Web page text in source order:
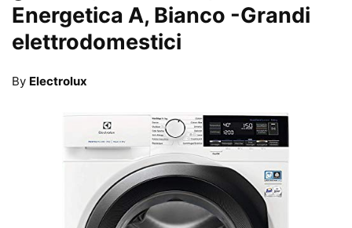
Energetica A, Bianco -Grandi
elettrodomestici
By Electrolux